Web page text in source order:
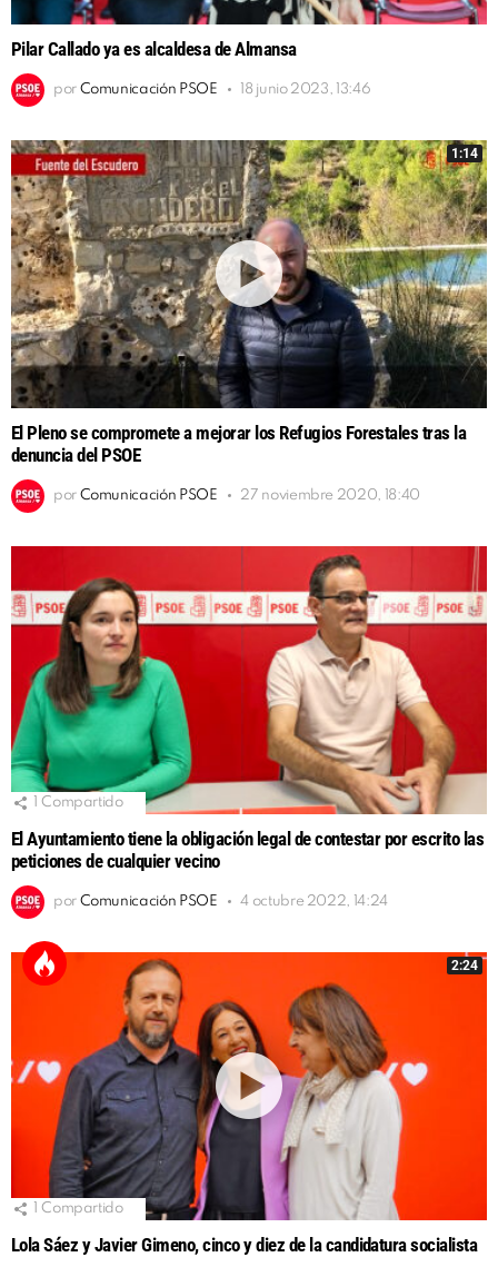
Pilar Callado ya es alcaldesa de Almansa
por Comunicación PSOE 18 junio 2023, 13:46
1:14
El Pleno se compromete a mejorar los Refugios Forestales tras la
denuncia del PSOE
por Comunicación PSOE 27 noviembre 2020, 18:40
Compartido
El Ayuntamiento tiene la obligación legal de contestar por escrito las
peticiones de cualquier vecino
por Comunicación PSOE 4 octubre 2022, 14:24
2:24
Compartido
Lola Sáez y Javier Gimeno, cinco y diez de la candidatura socialista